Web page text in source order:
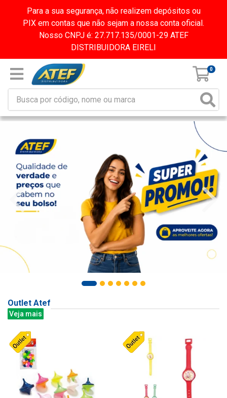
Para a sua segurança, não realizem depósitos ou
PIX em contas que não sejam a nossa conta oficial.
Nosso CNPJ é: 27.717.135/0001-29 ATEF
DISTRIBUIDORA EIRELI
0
Outlet Atef
Veja mais